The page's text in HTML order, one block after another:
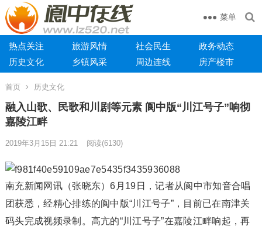
菜单
热点关注 旅游风情 社会民生
政务动态
历史文化
乡镇风采 周边连线 房产楼市
首页 历史文化
融入山歌、民歌和川剧等元素 阆中版“川江号子”响彻
嘉陵江畔
2019年3月15日 21:21 阅读(6130)
南充新闻网讯（张晓东）6月19日，记者从阆中市知音合唱
团获悉，经精心排练的阆中版“川江号子”，目前已在南津关
码头完成视频录制。高亢的“川江号子”在嘉陵江畔响起，再